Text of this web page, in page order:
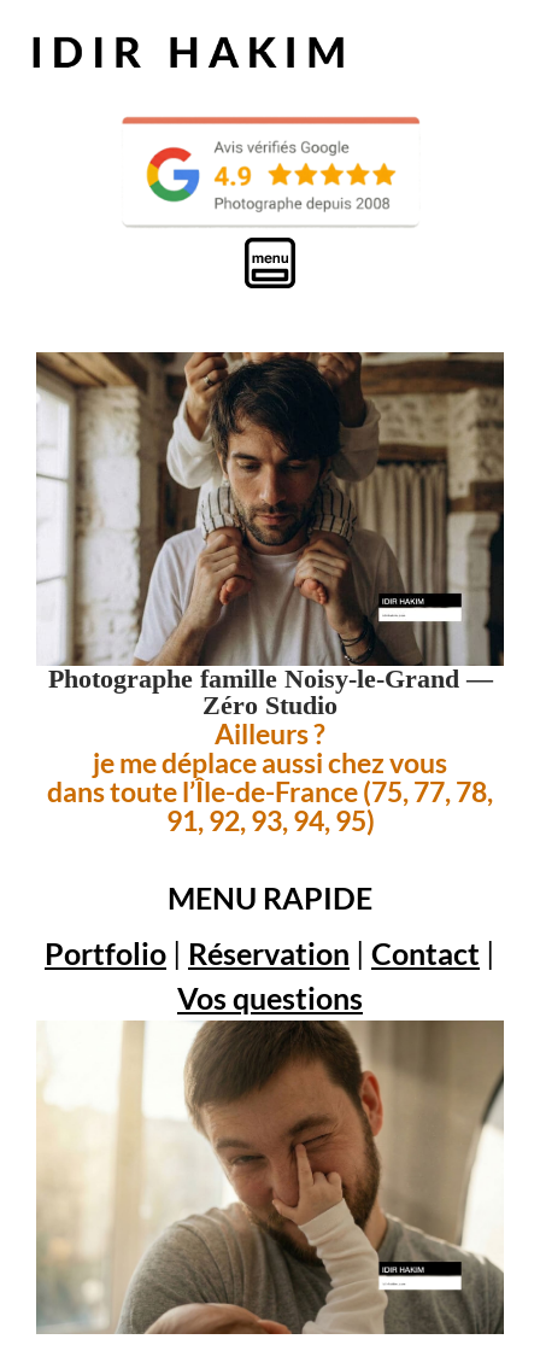
Photographe famille Noisy-le-Grand —
Zéro Studio
Ailleurs ?
je me déplace aussi chez vous
dans toute l’Île-de-France (75, 77, 78,
91, 92, 93, 94, 95)
MENU RAPIDE
Portfolio | Réservation | Contact |
Vos questions